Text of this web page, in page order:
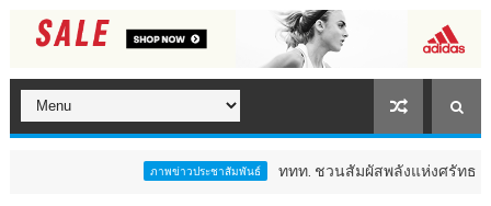
ภาพข่าวประชาสัมพันธ์ ททท. ชวนสัมผัสพลังแห่งศรัทธา ร่วมงาน "ห่ม